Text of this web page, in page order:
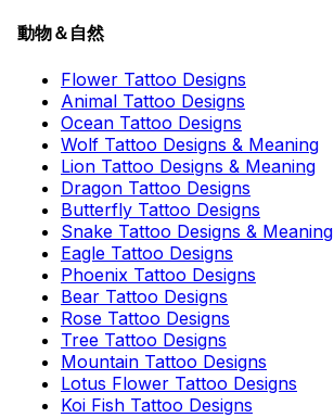
動物＆自然
Flower Tattoo Designs
Animal Tattoo Designs
Ocean Tattoo Designs
Wolf Tattoo Designs & Meaning
Lion Tattoo Designs & Meaning
Dragon Tattoo Designs
Butterfly Tattoo Designs
Snake Tattoo Designs & Meaning
Eagle Tattoo Designs
Phoenix Tattoo Designs
Bear Tattoo Designs
Rose Tattoo Designs
Tree Tattoo Designs
Mountain Tattoo Designs
Lotus Flower Tattoo Designs
Koi Fish Tattoo Designs